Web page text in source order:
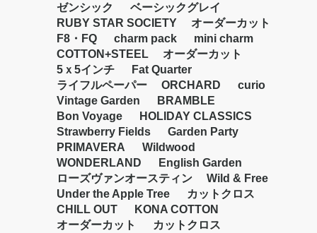
ゼンシック
ベーシックグレイ
RUBY STAR SOCIETY
オーダーカット
F8・FQ
charm pack
mini charm
COTTON+STEEL
オーダーカット
5ｘ5インチ
Fat Quarter
ライフルペーパー
ORCHARD
curio
Vintage Garden
BRAMBLE
Bon Voyage
HOLIDAY CLASSICS
Strawberry Fields
Garden Party
PRIMAVERA
Wildwood
WONDERLAND
English Garden
ローズヴァンオースティン
Wild & Free
Under the Apple Tree
カットクロス
CHILL OUT
KONA COTTON
オーダーカット
カットクロス